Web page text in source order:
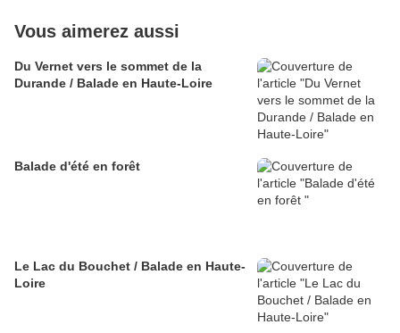
Vous aimerez aussi
Du Vernet vers le sommet de la
Durande / Balade en Haute-Loire
Balade d'été en forêt
Le Lac du Bouchet / Balade en Haute-
Loire